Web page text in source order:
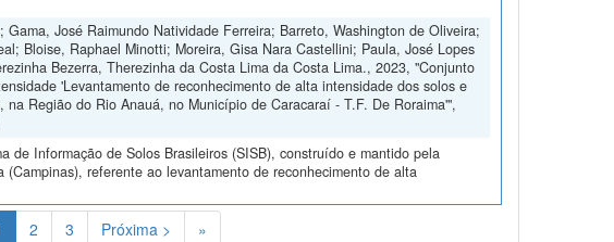
José Raimundo Natividade Ferreira; Barreto, Washington de Oliveira;
Bloise, Raphael Minotti; Moreira, Gisa Nara Castellini; Paula, José Lopes
Bezerra, Therezinha da Costa Lima da Costa Lima., 2023, "Conjunto
'Levantamento de reconhecimento de alta intensidade dos solos e
Região do Rio Anauá, no Município de Caracaraí - T.F. De Roraima'",
Informação de Solos Brasileiros (SISB), construído e mantido pela
referente ao levantamento de reconhecimento de alta
(Atual)
2 3 Próxima > »